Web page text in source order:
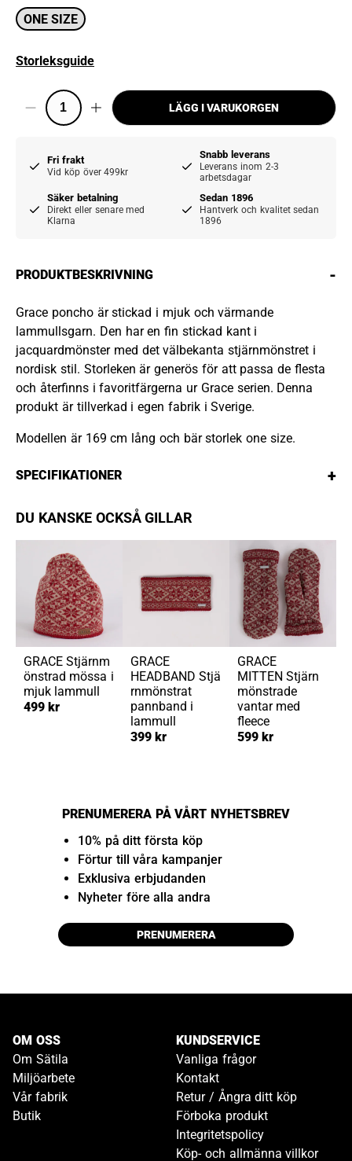
ONE SIZE
Storleksguide
LÄGG I VARUKORGEN
Fri frakt
Vid köp över 499kr
Snabb leverans
Leverans inom 2-3
arbetsdagar
Säker betalning
Direkt eller senare med
Klarna
Sedan 1896
Hantverk och kvalitet sedan
1896
PRODUKTBESKRIVNING -
Grace poncho är stickad i mjuk och värmande
lammullsgarn. Den har en fin stickad kant i
jacquardmönster med det välbekanta stjärnmönstret i
nordisk stil. Storleken är generös för att passa de flesta
och återfinns i favoritfärgerna ur Grace serien. Denna
produkt är tillverkad i egen fabrik i Sverige.
Modellen är 169 cm lång och bär storlek one size.
SPECIFIKATIONER +
DU KANSKE OCKSÅ GILLAR
GRACE Stjärnm
önstrad mössa i
mjuk lammull
499 kr
GRACE
HEADBAND Stjä
rnmönstrat
pannband i
lammull
399 kr
GRACE
MITTEN Stjärn
mönstrade
vantar med
fleece
599 kr
PRENUMERERA PÅ VÅRT NYHETSBREV
10% på ditt första köp
Förtur till våra kampanjer
Exklusiva erbjudanden
Nyheter före alla andra
PRENUMERERA
OM OSS
Om Sätila
Miljöarbete
Vår fabrik
Butik
KUNDSERVICE
Vanliga frågor
Kontakt
Retur / Ångra ditt köp
Förboka produkt
Integritetspolicy
Köp- och allmänna villkor